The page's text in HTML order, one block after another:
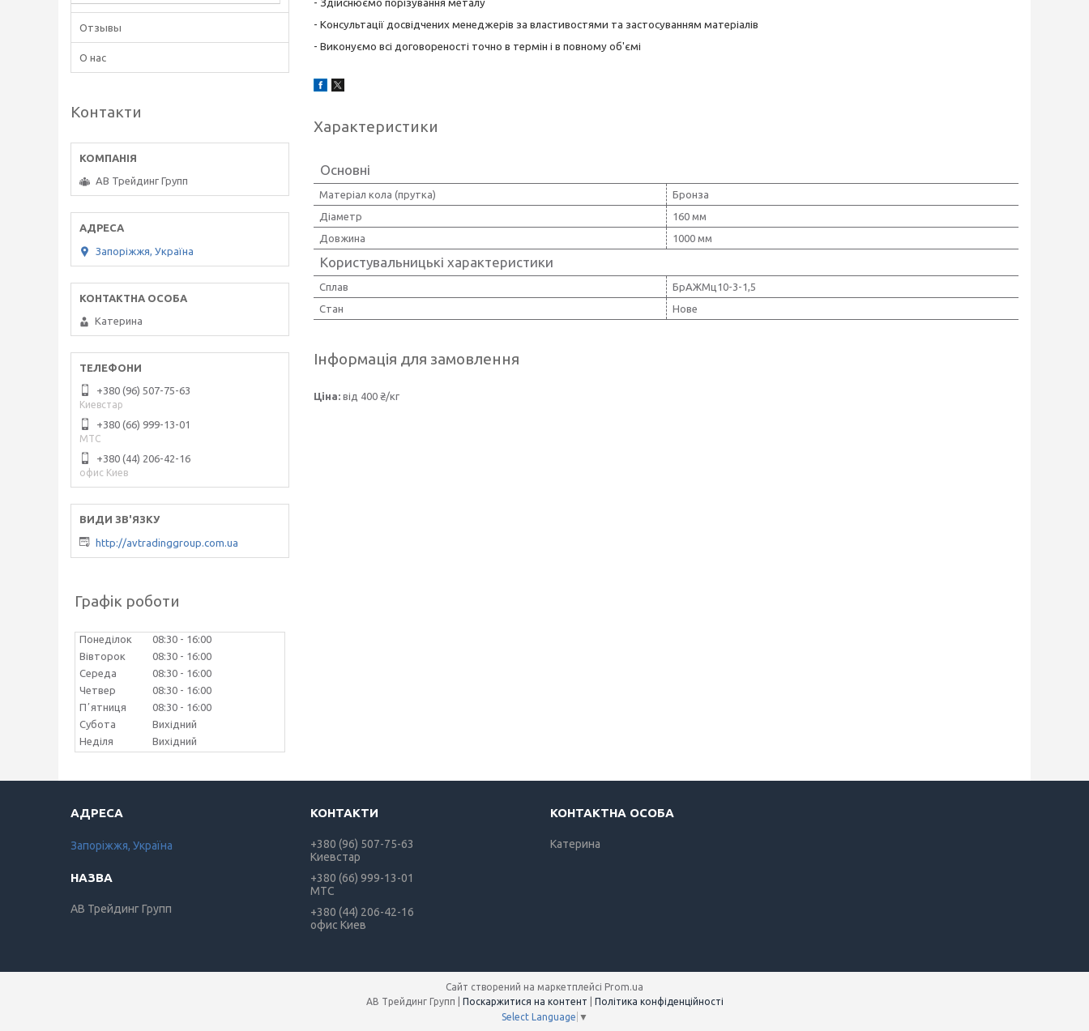
- Здійснюємо порізування металу
- Консультації досвідчених менеджерів за властивостями та застосуванням матеріалів
- Виконуємо всі договореності точно в термін і в повному об'ємі
Характеристики
Основні
Матеріал кола (прутка)
Бронза
Діаметр
160 мм
Довжина
1000 мм
Користувальницькі характеристики
Сплав
БрАЖМц10-3-1,5
Стан
Нове
Інформація для замовлення
Ціна: від 400 ₴/кг
Отзывы
О нас
Контакти
АВ Трейдинг Групп
Запоріжжя, Україна
Катерина
+380 (96) 507-75-63
Киевстар
+380 (66) 999-13-01
МТС
+380 (44) 206-42-16
офис Киев
http://avtradinggroup.com.ua
Графік роботи
Понеділок 08:30
16:00
Вівторок
08:30
16:00
Середа
08:30
16:00
Четвер
08:30
16:00
Пʼятниця
08:30
16:00
Субота
Вихідний
Неділя
Вихідний
Запоріжжя, Україна
АВ Трейдинг Групп
+380 (96) 507-75-63
Киевстар
+380 (66) 999-13-01
МТС
+380 (44) 206-42-16
офис Киев
Катерина
Сайт створений на маркетплейсі Prom.ua
Поскаржитися на контент
Політика конфіденційності
Select Language ▼